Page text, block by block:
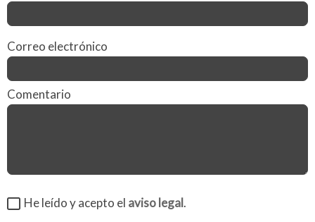
Correo electrónico
Comentario
He leído y acepto el aviso legal.